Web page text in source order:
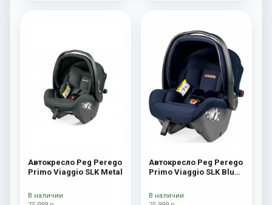
Автокресло Peg Perego
Primo Viaggio SLK Metal
В наличии
Автокресло Peg Perego
Primo Viaggio SLK Blue
В наличии